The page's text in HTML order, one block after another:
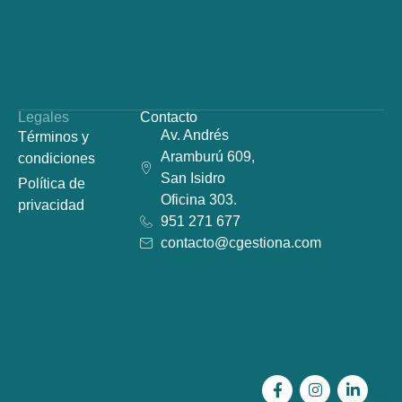
Legales
Términos y
condiciones
Política de
privacidad
Contacto
Av. Andrés
Aramburú 609,
San Isidro
Oficina 303.
951 271 677
contacto@cgestiona.com